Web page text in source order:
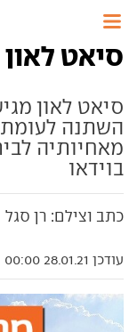
סיאט
סיאט לאון
השתנה לעומת
מאחיותיה
בוידאו
כתב וצילם: רן סגל
עודכן 28.01.21 00:00